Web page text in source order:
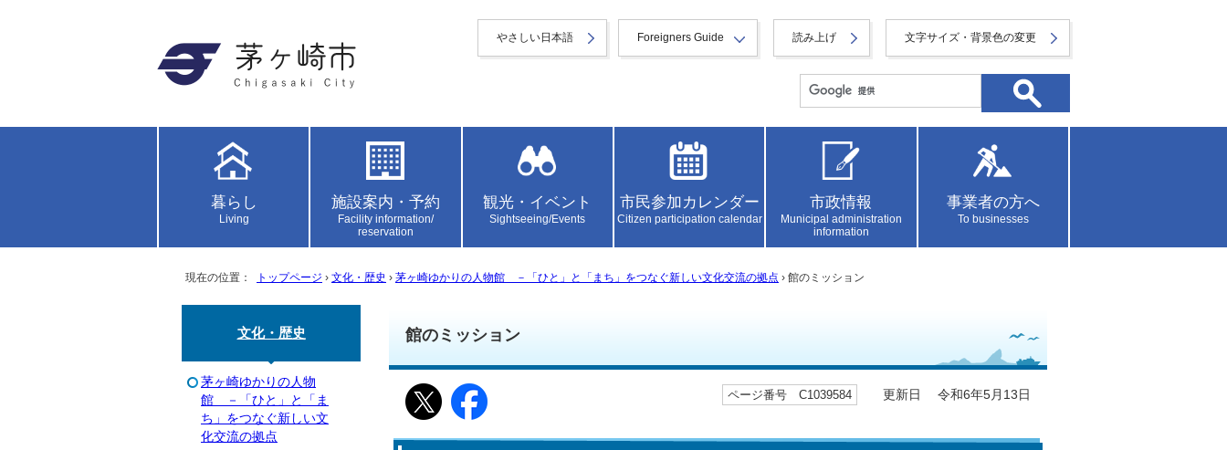
やさしい日本語 Foreigners Guide 読み上げ 文字サイズ・背景色の変更
暮らし
Living
施設案内・予約
Facility information/
reservation
観光・イベント
Sightseeing/Events
市民参加カレンダー
Citizen participation calendar
市政情報
Municipal administration
information
事業者の方へ
To businesses
現在の位置： トップページ › 文化・歴史 › 茅ヶ崎ゆかりの人物館 －「ひと」と「まち」をつなぐ新しい文化交流の拠点 › 館のミッション
館のミッション
ページ番号 C1039584 更新日 令和6年5月13日
文化・歴史
茅ヶ崎ゆかりの人物
館 －「ひと」と「ま
ち」をつなぐ新しい文
化交流の拠点